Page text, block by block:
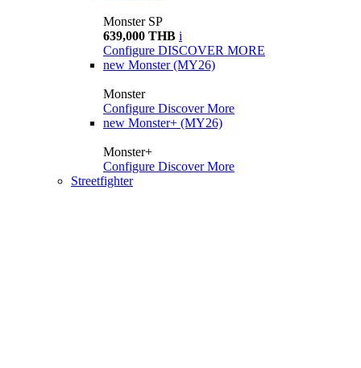
Monster SP
639,000 THB i
Configure DISCOVER MORE
new Monster (MY26)
Monster
Configure Discover More
new Monster+ (MY26)
Monster+
Configure Discover More
Streetfighter